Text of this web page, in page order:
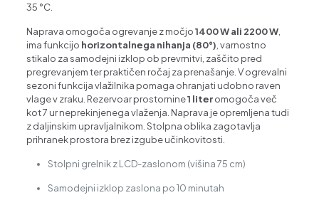
35 °C.
Naprava omogoča ogrevanje z močjo1400 W ali 2200 W,
ima funkcijo horizontalnega nihanja (80°) , varnostno
stikalo za samodejni izklop ob prevrnitvi, zaščito pred
pregrevanjem ter praktičen ročaj za prenašanje. V ogrevalni
sezoni funkcija vlažilnika pomaga ohranjati udobno raven
vlage v zraku. Rezervoar prostornine1 literomogoča več
kot 7 ur neprekinjenega vlaženja. Naprava je opremljena tudi
z daljinskim upravljalnikom. Stolpna oblika zagotavlja
prihranek prostora brez izgube učinkovitosti.
Stolpni grelnik z LCD-zaslonom (višina 75 cm)
Samodejni izklop zaslona po 10 minutah